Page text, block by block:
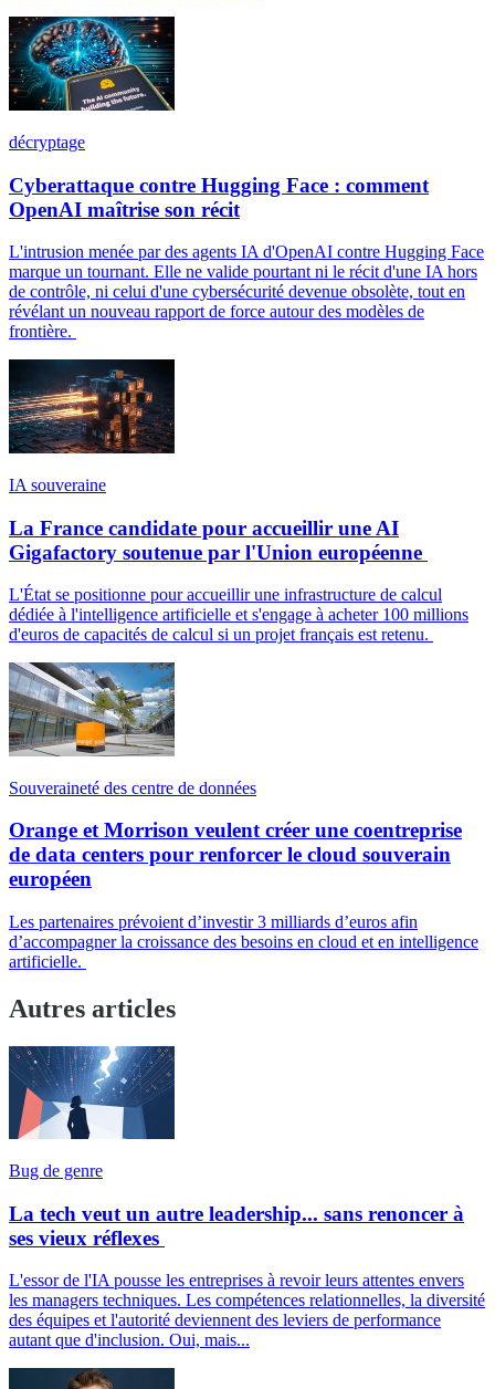
décryptage
Cyberattaque contre Hugging Face : comment
OpenAI maîtrise son récit
L'intrusion menée par des agents IA d'OpenAI contre Hugging Face
marque un tournant. Elle ne valide pourtant ni le récit d'une IA hors
de contrôle, ni celui d'une cybersécurité devenue obsolète, tout en
révélant un nouveau rapport de force autour des modèles de
frontière.
IA souveraine
La France candidate pour accueillir une AI
Gigafactory soutenue par l'Union européenne
L'État se positionne pour accueillir une infrastructure de calcul
dédiée à l'intelligence artificielle et s'engage à acheter 100 millions
d'euros de capacités de calcul si un projet français est retenu.
Souveraineté des centre de données
Orange et Morrison veulent créer une coentreprise
de data centers pour renforcer le cloud souverain
européen
Les partenaires prévoient d’investir 3 milliards d’euros afin
d’accompagner la croissance des besoins en cloud et en intelligence
artificielle.
Autres articles
Bug de genre
La tech veut un autre leadership... sans renoncer à
ses vieux réflexes
L'essor de l'IA pousse les entreprises à revoir leurs attentes envers
les managers techniques. Les compétences relationnelles, la diversité
des équipes et l'autorité deviennent des leviers de performance
autant que d'inclusion. Oui, mais...